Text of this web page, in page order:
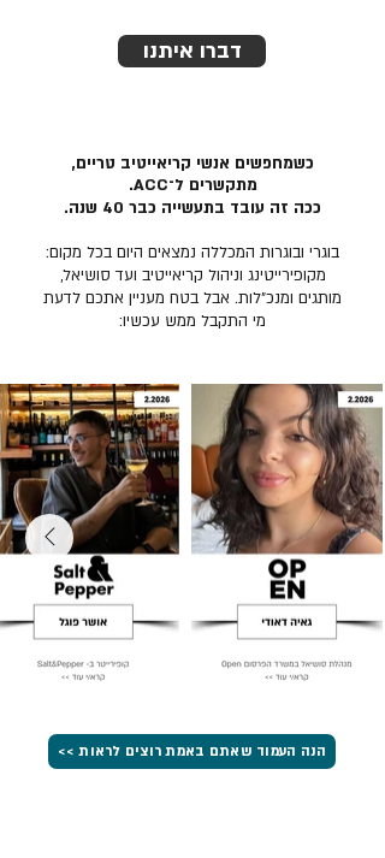
דברו איתנו
כשמחפשים אנשי קריאייטיב טריים,
מתקשרים ל־ACC.
ככה זה עובד בתעשייה כבר 40 שנה.
בוגרי ובוגרות המכללה נמצאים היום בכל מקום:
מקופירייטינג וניהול קריאייטיב ועד סושיאל,
מותגים ומנכ״לות. אבל בטח מעניין אתכם לדעת
מי התקבל ממש עכשיו:
הנה העמוד שאתם באמת רוצים לראות >>